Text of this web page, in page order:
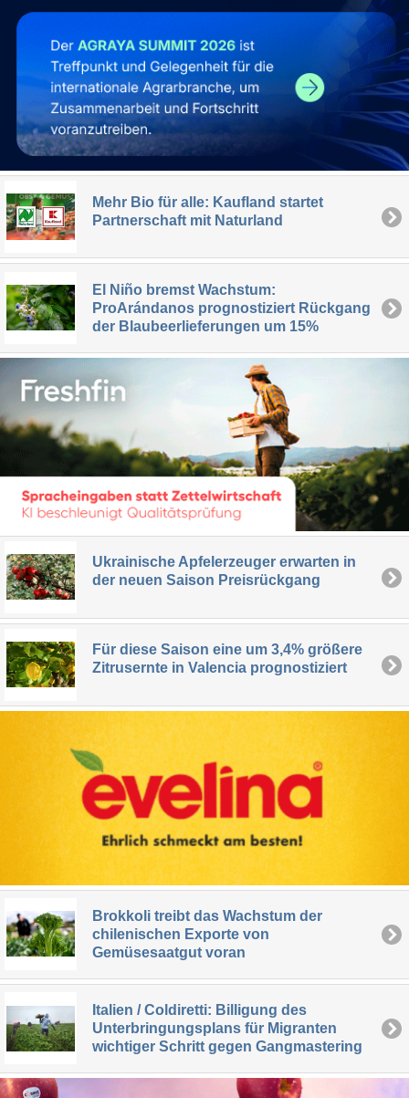
Mehr Bio für alle: Kaufland startet
Partnerschaft mit Naturland
El Niño bremst Wachstum:
ProArándanos prognostiziert Rückgang
der Blaubeerlieferungen um 15%
Ukrainische Apfelerzeuger erwarten in
der neuen Saison Preisrückgang
Für diese Saison eine um 3,4% größere
Zitrusernte in Valencia prognostiziert
Brokkoli treibt das Wachstum der
chilenischen Exporte von
Gemüsesaatgut voran
Italien / Coldiretti: Billigung des
Unterbringungsplans für Migranten
wichtiger Schritt gegen Gangmastering